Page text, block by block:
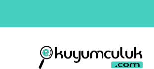
E-KUYUMCULUK
Herkesin Kuyumcusu